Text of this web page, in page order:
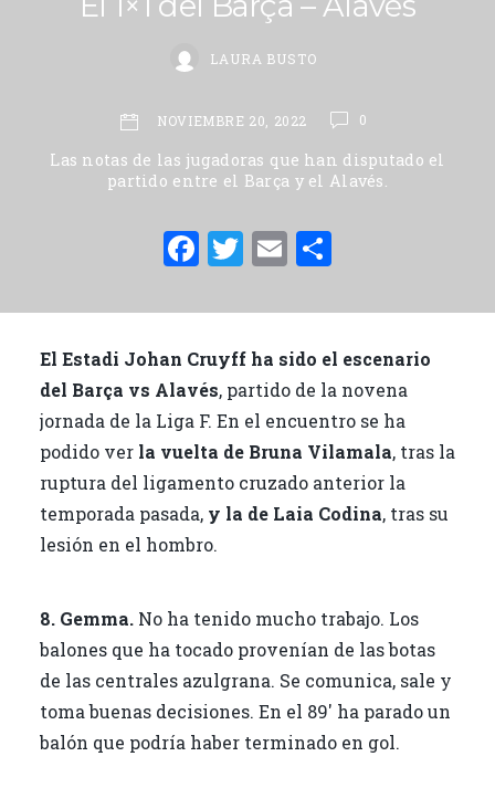
LAURA BUSTO
NOVIEMBRE 20, 2022 0
Las notas de las jugadoras que han disputado el
partido entre el Barça y el Alavés.
F
c
e
b
o
o
k
T
it
te
r
E
ai
l
m
p
ar
ti
r
El Estadi Johan Cruyff ha sido el escenario
del Barça vs Alavés, partido de la novena
jornada de la Liga F. En el encuentro se ha
podido ver la vuelta de Bruna Vilamala, tras la
ruptura del ligamento cruzado anterior la
temporada pasada, y la de Laia Codina, tras su
lesión en el hombro.
8. Gemma.No ha tenido mucho trabajo. Los
balones que ha tocado provenían de las botas
de las centrales azulgrana. Se comunica, sale y
toma buenas decisiones. En el 89′ ha parado un
balón que podría haber terminado en gol.